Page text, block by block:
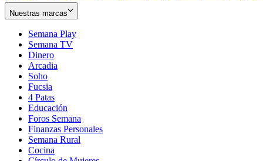
Nuestras marcas
Semana Play
Semana TV
Dinero
Arcadia
Soho
in
new
window
Fucsia
in
new
window
4 Patas
Educación
Foros Semana
Finanzas Personales
Semana Rural
Cocina